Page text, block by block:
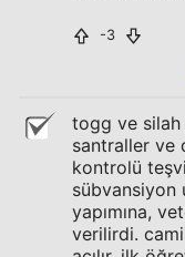
-3
togg ve silah
santraller ve
kontrolü
sübvansiyon
yapımına,
verilirdi.